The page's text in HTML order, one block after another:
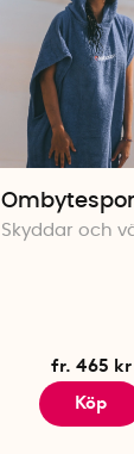
Skyddar och
fr. 465 kr
Köp